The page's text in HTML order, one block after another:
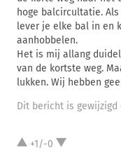
hoge balcircultatie.
lever je elke bal in en
aanhobbelen.
Het is mij allang
van de kortste weg.
lukken. Wij hebben
Dit bericht is gewijzigd
+1/-0